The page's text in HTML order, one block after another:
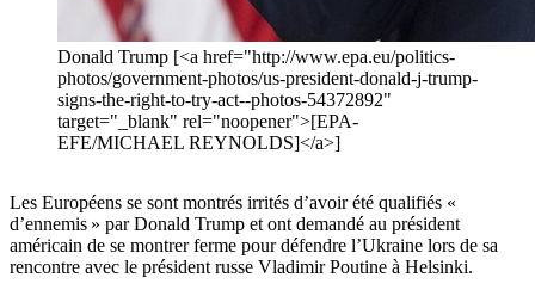
Donald Trump [<a href="http://www.epa.eu/politics-
photos/government-photos/us-president-donald-j-trump-
signs-the-right-to-try-act--photos-54372892"
target="_blank" rel="noopener">[EPA-
EFE/MICHAEL REYNOLDS]</a>]
Les Européens se sont montrés irrités d’avoir été qualifiés «
d’ennemis » par Donald Trump et ont demandé au président
américain de se montrer ferme pour défendre l’Ukraine lors de sa
rencontre avec le président russe Vladimir Poutine à Helsinki.